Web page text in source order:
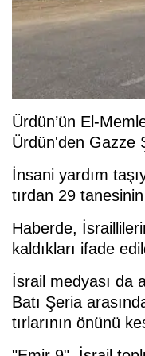
Ürdün’ün El-
Ürdün'den Gazze
İnsani yardım
tırdan 29
Haberde,
kaldıkları ifade
İsrail medyası da
Batı Şeria
tırlarının önünü